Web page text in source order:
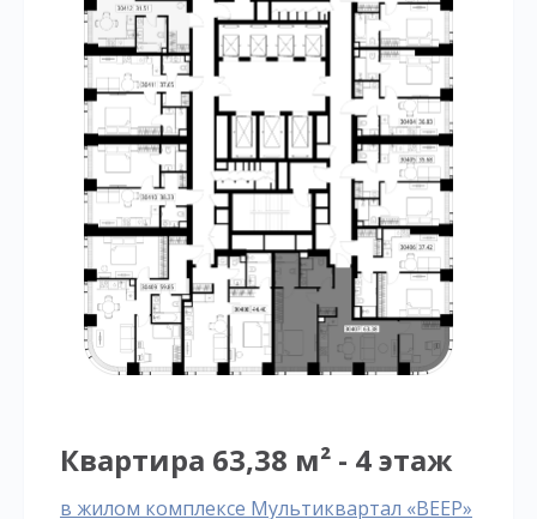
Квартира 63,38 м² - 4 этаж
в жилом комплексе Мультиквартал «ВЕЕР»